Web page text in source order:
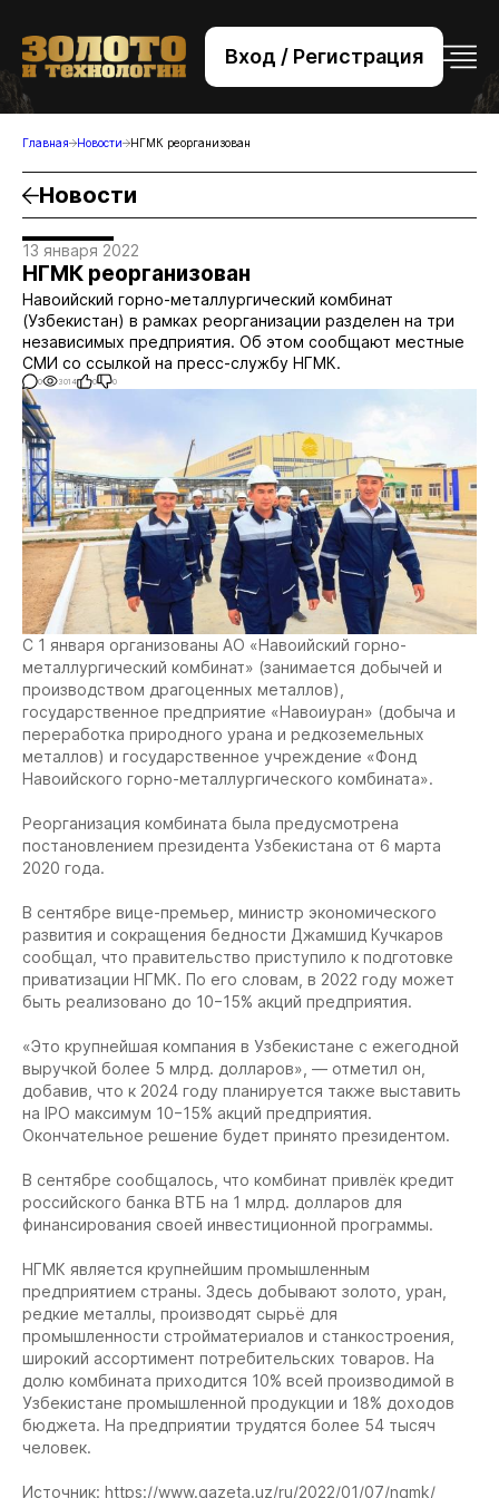
Вход / Регистрация
+7 (495) 221-76-32
bsv@zolteh.ru
Главная Новости НГМК реорганизован
Новости
13 января 2022
НГМК реорганизован
Навоийский горно-металлургический комбинат
(Узбекистан) в рамках реорганизации разделен на три
независимых предприятия. Об этом сообщают местные
СМИ со ссылкой на пресс-службу НГМК.
0 3014 0 0
С 1 января организованы АО «Навоийский горно-
металлургический комбинат» (занимается добычей и
производством драгоценных металлов),
государственное предприятие «Навоиуран» (добыча и
переработка природного урана и редкоземельных
металлов) и государственное учреждение «Фонд
Навоийского горно-металлургического комбината».
Реорганизация комбината была предусмотрена
постановлением президента Узбекистана от 6 марта
2020 года.
В сентябре вице-премьер, министр экономического
развития и сокращения бедности Джамшид Кучкаров
сообщал, что правительство приступило к подготовке
приватизации НГМК. По его словам, в 2022 году может
быть реализовано до 10−15% акций предприятия.
«Это крупнейшая компания в Узбекистане с ежегодной
выручкой более 5 млрд. долларов», — отметил он,
добавив, что к 2024 году планируется также выставить
на IPO максимум 10−15% акций предприятия.
Окончательное решение будет принято президентом.
В сентябре сообщалось, что комбинат привлёк кредит
российского банка ВТБ на 1 млрд. долларов для
финансирования своей инвестиционной программы.
НГМК является крупнейшим промышленным
предприятием страны. Здесь добывают золото, уран,
редкие металлы, производят сырьё для
промышленности стройматериалов и станкостроения,
широкий ассортимент потребительских товаров. На
долю комбината приходится 10% всей производимой в
Узбекистане промышленной продукции и 18% доходов
бюджета. На предприятии трудятся более 54 тысяч
человек.
Источник: https://www.gazeta.uz/ru/2022/01/07/ngmk/